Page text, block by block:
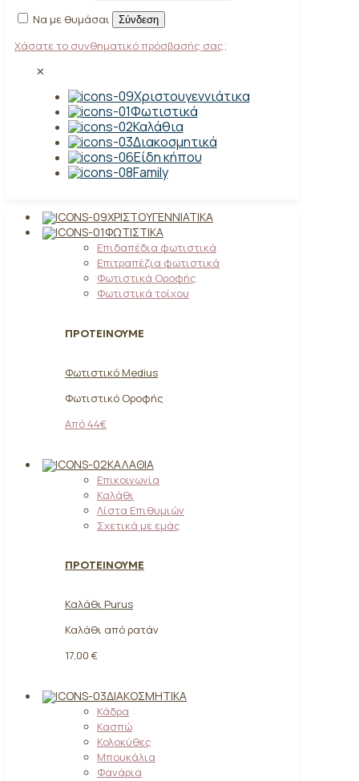
Να με θυμάσαι
Σύνδεση
Χάσατε το συνθηματικό πρόσβασής σας;
✕
Χριστουγεννιάτικα
Φωτιστικά
Καλάθια
Διακοσμητικά
Είδη κήπου
Family
ΧΡΙΣΤΟΥΓΕΝΝΙΆΤΙΚΑ
ΦΩΤΙΣΤΙΚΆ
Επιδαπέδια φωτιστικά
Επιτραπέζια φωτιστικά
Φωτιστικά Οροφής
Φωτιστικά τοίχου
ΠΡΟΤΕΙΝΟΥΜΕ
Φωτιστικό Medius
Φωτιστικό Οροφής
Από 44€
ΚΑΛΆΘΙΑ
Επικοινωνία
Καλάθι
Λίστα Επιθυμιών
Σχετικά με εμάς
ΠΡΟΤΕΙΝΟΥΜΕ
Καλάθι Purus
Καλάθι από ρατάν
17,00 €
ΔΙΑΚΟΣΜΗΤΙΚΆ
Κάδρα
Κασπώ
Κολοκύθες
Μπουκάλια
Φανάρια